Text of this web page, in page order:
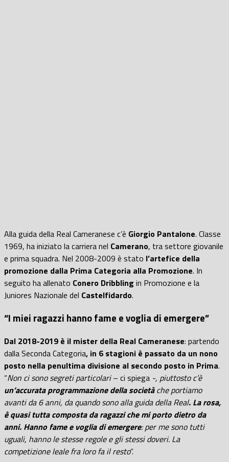
Alla guida della Real Cameranese c’è Giorgio Pantalone. Classe
1969, ha iniziato la carriera nel Camerano, tra settore giovanile
e prima squadra. Nel 2008-2009 è stato l’artefice della
promozione dalla Prima Categoria alla Promozione. In
seguito ha allenato Conero Dribbling in Promozione e la
Juniores Nazionale del Castelfidardo.
“I miei ragazzi hanno fame e voglia di emergere”
Dal 2018-2019 è il mister della Real Cameranese: partendo
dalla Seconda Categoria, in 6 stagioni è passato da un nono
posto nella penultima divisione al secondo posto in Prima.
“Non ci sono segreti particolari– ci spiega -, piuttosto c’è
un’accurata programmazione della societàche portiamo
avanti da 6 anni, da quando sono alla guida della Real. La rosa,
è quasi tutta composta da ragazzi che mi porto dietro da
anni. Hanno fame e voglia di emergere: per me sono tutti
uguali, hanno le stesse regole e gli stessi doveri. La
competizione leale fra loro fa il resto”.